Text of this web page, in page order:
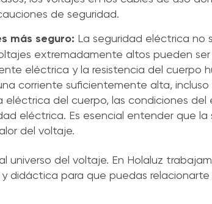
de seguridad.
más seguro: La seguridad eléctrica no
extremadamente altos pueden
eléctrica y la resistencia del cuerpo
corriente suficientemente alta,
eléctrica del cuerpo, las condiciones
eléctrica. Es esencial entender que
del voltaje.
universo del voltaje. En Holaluz
didáctica para que puedas